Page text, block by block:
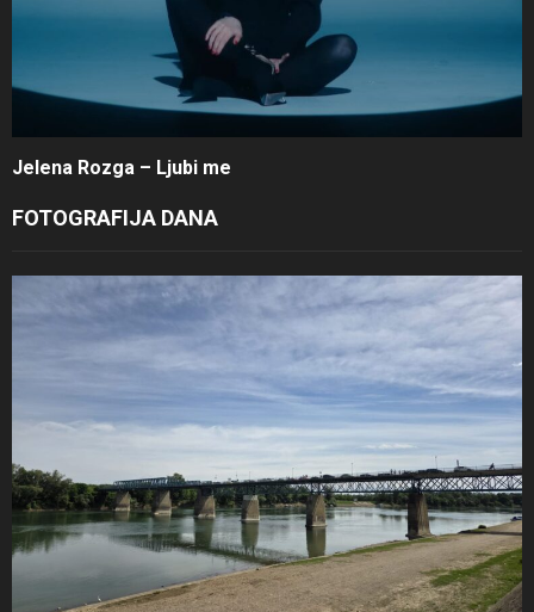
Jelena Rozga – Ljubi me
FOTOGRAFIJA DANA